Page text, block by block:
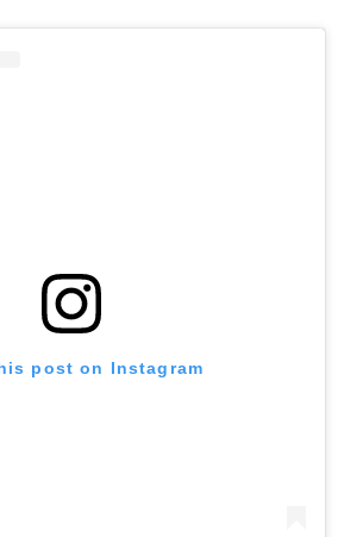
post on Instagram